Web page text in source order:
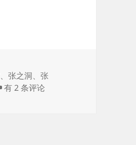
、张之洞、张
总督的肖像——两江总督
有 2 条评论